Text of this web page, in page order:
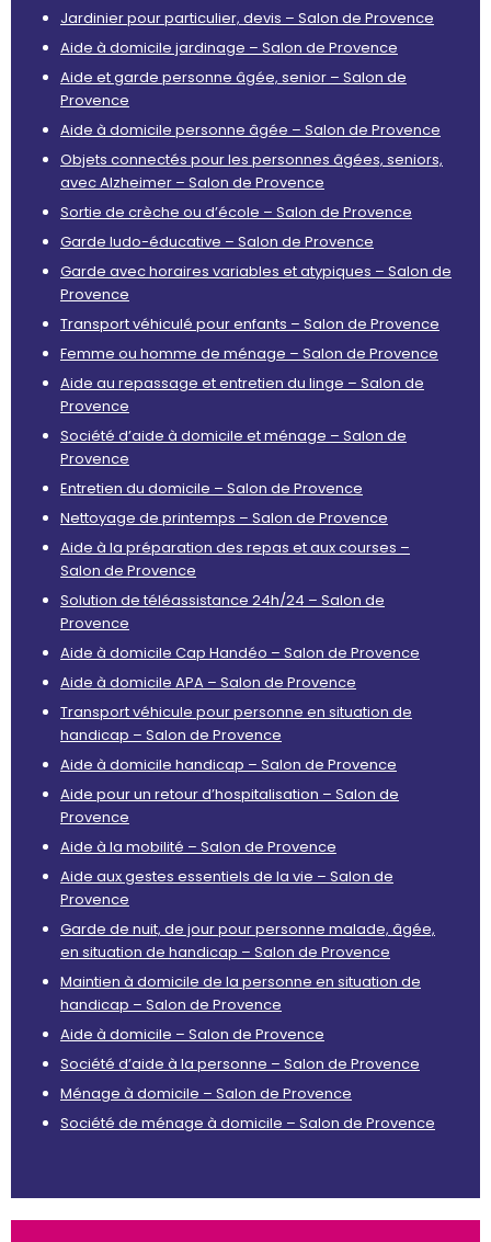
Jardinier pour particulier, devis – Salon de Provence
Aide à domicile jardinage – Salon de Provence
Aide et garde personne âgée, senior – Salon de
Provence
Aide à domicile personne âgée – Salon de Provence
Objets connectés pour les personnes âgées, seniors,
avec Alzheimer – Salon de Provence
Sortie de crèche ou d’école – Salon de Provence
Garde ludo-éducative – Salon de Provence
Garde avec horaires variables et atypiques – Salon de
Provence
Transport véhiculé pour enfants – Salon de Provence
Femme ou homme de ménage – Salon de Provence
Aide au repassage et entretien du linge – Salon de
Provence
Société d’aide à domicile et ménage – Salon de
Provence
Entretien du domicile – Salon de Provence
Nettoyage de printemps – Salon de Provence
Aide à la préparation des repas et aux courses –
Salon de Provence
Solution de téléassistance 24h/24 – Salon de
Provence
Aide à domicile Cap Handéo – Salon de Provence
Aide à domicile APA – Salon de Provence
Transport véhicule pour personne en situation de
handicap – Salon de Provence
Aide à domicile handicap – Salon de Provence
Aide pour un retour d’hospitalisation – Salon de
Provence
Aide à la mobilité – Salon de Provence
Aide aux gestes essentiels de la vie – Salon de
Provence
Garde de nuit, de jour pour personne malade, âgée,
en situation de handicap – Salon de Provence
Maintien à domicile de la personne en situation de
handicap – Salon de Provence
Aide à domicile – Salon de Provence
Société d’aide à la personne – Salon de Provence
Ménage à domicile – Salon de Provence
Société de ménage à domicile – Salon de Provence